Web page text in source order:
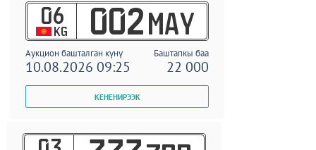
06
KG 002 MAY
Аукцион башталган күнү Баштапкы баа
10.08.2026 09:25 22 000